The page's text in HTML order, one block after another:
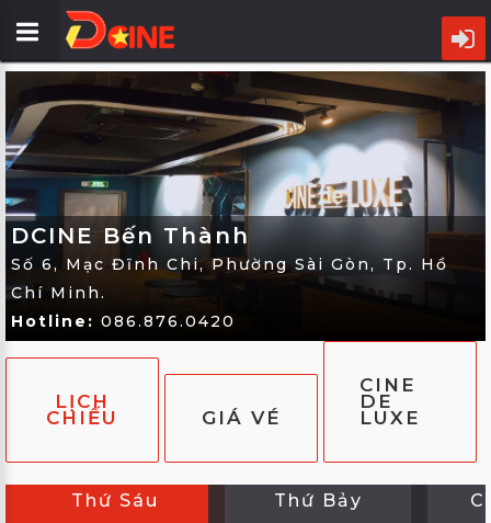
TRANG
CHỦ
LỊCH
CHIẾU
PHIM
CỤM
RẠP
ƯU
ĐÃI
ĐIỆN
ẢNH
DCINE Bến Thành
Số 6, Mạc Đĩnh Chi, Phường Sài Gòn, Tp. Hồ
Chí Minh.
Hotline: 086.876.0420
LỊCH
CHIẾU GIÁ VÉ
CINE
DE
LUXE
Thứ Sáu
Thứ Bảy